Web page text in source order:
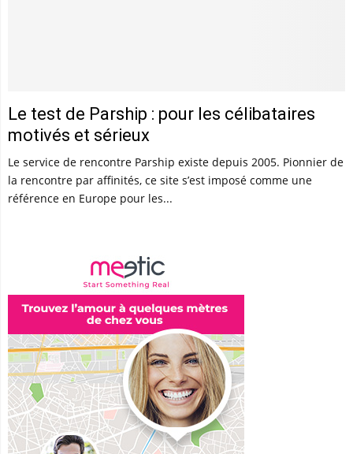
Le test de Parship : pour les célibataires
motivés et sérieux
Le service de rencontre Parship existe depuis 2005. Pionnier de
la rencontre par affinités, ce site s’est imposé comme une
référence en Europe pour les...